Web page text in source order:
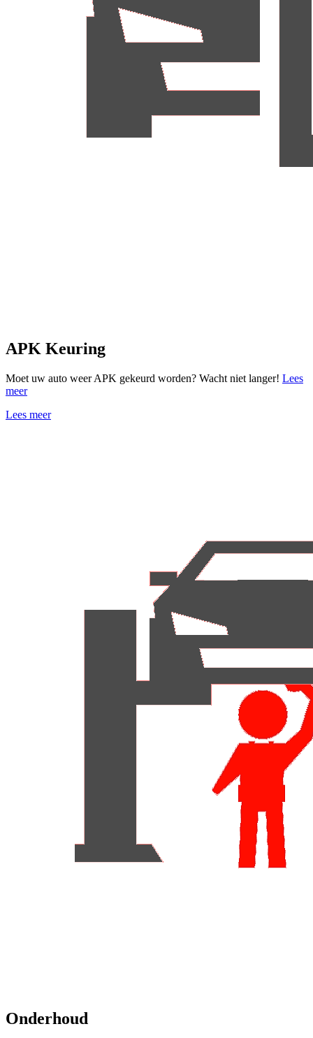
APK Keuring
Moet uw auto weer APK gekeurd worden? Wacht niet langer! Lees
meer
Lees meer
Onderhoud